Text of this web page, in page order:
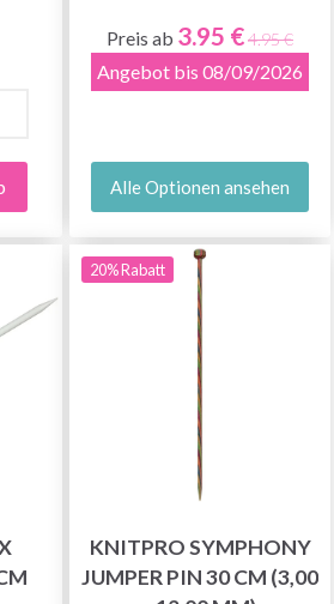
Preis ab 3.95 €4.95 €
Angebot bis 08/09/2026
Alle Optionen ansehen
20% Rabatt
KNITPRO SYMPHONY
JUMPER PIN 30 CM (3,00